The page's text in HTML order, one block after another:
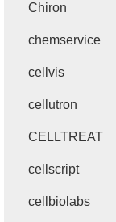
Chiron
chemservice
cellvis
cellutron
CELLTREAT
cellscript
cellbiolabs